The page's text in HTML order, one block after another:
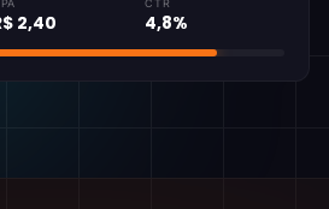
2,40
CTR
4,8%